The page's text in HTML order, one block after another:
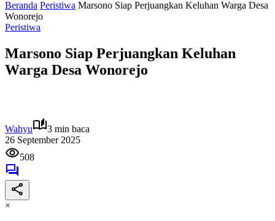
Beranda Peristiwa Marsono Siap Perjuangkan Keluhan Warga Desa
Wonorejo
Peristiwa
Marsono Siap Perjuangkan Keluhan
Warga Desa Wonorejo
Wahyu
3 min baca
26 September 2025
508
×